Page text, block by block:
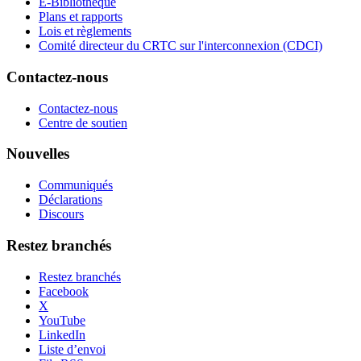
Plans et rapports
Lois et règlements
Comité directeur du CRTC sur l'interconnexion (CDCI)
Contactez-nous
Contactez-nous
Centre de soutien
Nouvelles
Communiqués
Déclarations
Discours
Restez branchés
Restez branchés
Facebook
X
YouTube
LinkedIn
Liste d’envoi